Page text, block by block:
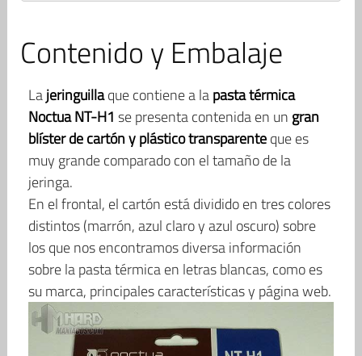
Contenido y Embalaje
Lajeringuillaque contiene a lapasta térmica
Noctua NT-H1 se presenta contenida en un gran
blíster de cartón y plástico transparenteque es
muy grande comparado con el tamaño de la
jeringa.
En el frontal, el cartón está dividido en tres colores
distintos (marrón, azul claro y azul oscuro) sobre
los que nos encontramos diversa información
sobre la pasta térmica en letras blancas, como es
su marca, principales características y página web.